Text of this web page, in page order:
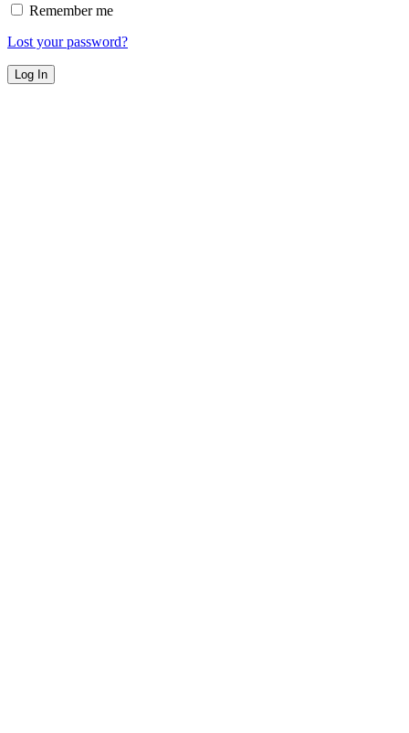
Remember me
Lost your password?